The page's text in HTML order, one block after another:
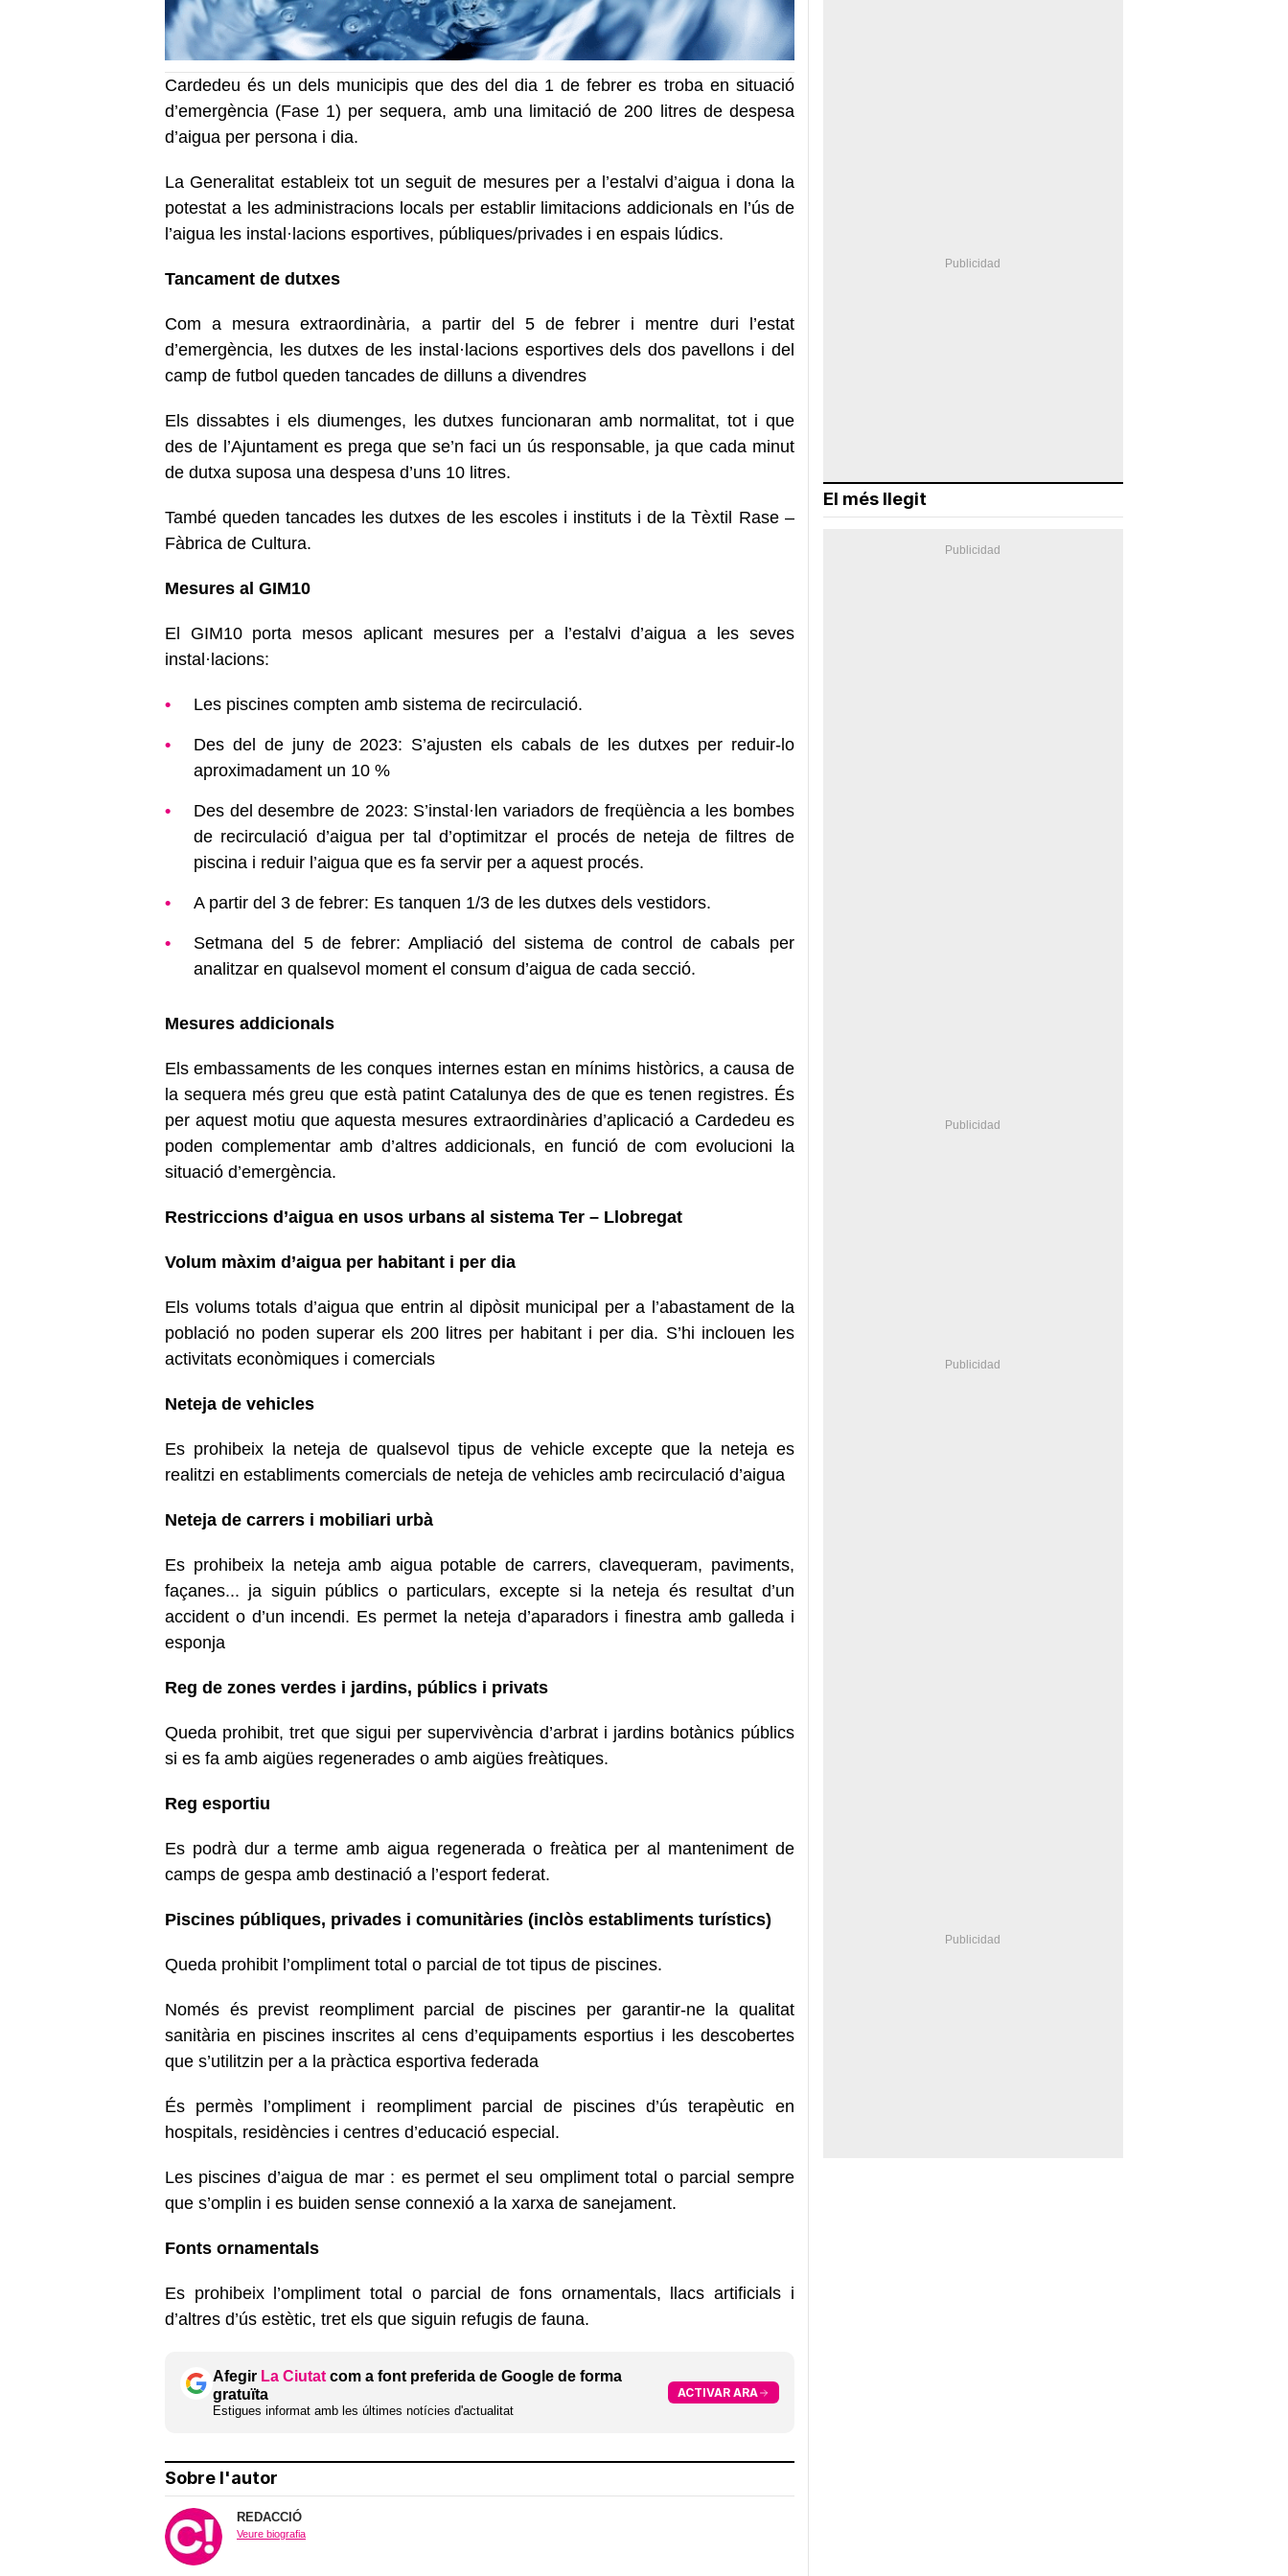
Cardedeu és un dels municipis que des del dia 1 de febrer es troba en situació
d’emergència (Fase 1) per sequera, amb una limitació de 200 litres de despesa
d’aigua per persona i dia.
La Generalitat estableix tot un seguit de mesures per a l’estalvi d’aigua i dona la
potestat a les administracions locals per establir limitacions addicionals en l’ús de
l’aigua les instal·lacions esportives, públiques/privades i en espais lúdics.
Tancament de dutxes
Com a mesura extraordinària, a partir del 5 de febrer i mentre duri l’estat
d’emergència, les dutxes de les instal·lacions esportives dels dos pavellons i del
camp de futbol queden tancades de dilluns a divendres
Els dissabtes i els diumenges, les dutxes funcionaran amb normalitat, tot i que
des de l’Ajuntament es prega que se’n faci un ús responsable, ja que cada minut
de dutxa suposa una despesa d’uns 10 litres.
També queden tancades les dutxes de les escoles i instituts i de la Tèxtil Rase –
Fàbrica de Cultura.
Mesures al GIM10
El GIM10 porta mesos aplicant mesures per a l’estalvi d’aigua a les seves
instal·lacions:
Les piscines compten amb sistema de recirculació.
Des del de juny de 2023: S’ajusten els cabals de les dutxes per reduir-lo
aproximadament un 10 %
Des del desembre de 2023: S’instal·len variadors de freqüència a les bombes
de recirculació d’aigua per tal d’optimitzar el procés de neteja de filtres de
piscina i reduir l’aigua que es fa servir per a aquest procés.
A partir del 3 de febrer: Es tanquen 1/3 de les dutxes dels vestidors.
Setmana del 5 de febrer: Ampliació del sistema de control de cabals per
analitzar en qualsevol moment el consum d’aigua de cada secció.
Mesures addicionals
Els embassaments de les conques internes estan en mínims històrics, a causa de
la sequera més greu que està patint Catalunya des de que es tenen registres. És
per aquest motiu que aquesta mesures extraordinàries d’aplicació a Cardedeu es
poden complementar amb d’altres addicionals, en funció de com evolucioni la
situació d’emergència.
Restriccions d’aigua en usos urbans al sistema Ter – Llobregat
Volum màxim d’aigua per habitant i per dia
Els volums totals d’aigua que entrin al dipòsit municipal per a l’abastament de la
població no poden superar els 200 litres per habitant i per dia. S’hi inclouen les
activitats econòmiques i comercials
Neteja de vehicles
Es prohibeix la neteja de qualsevol tipus de vehicle excepte que la neteja es
realitzi en establiments comercials de neteja de vehicles amb recirculació d’aigua
Neteja de carrers i mobiliari urbà
Es prohibeix la neteja amb aigua potable de carrers, clavequeram, paviments,
façanes... ja siguin públics o particulars, excepte si la neteja és resultat d’un
accident o d’un incendi. Es permet la neteja d’aparadors i finestra amb galleda i
esponja
Reg de zones verdes i jardins, públics i privats
Queda prohibit, tret que sigui per supervivència d’arbrat i jardins botànics públics
si es fa amb aigües regenerades o amb aigües freàtiques.
Reg esportiu
Es podrà dur a terme amb aigua regenerada o freàtica per al manteniment de
camps de gespa amb destinació a l’esport federat.
Piscines públiques, privades i comunitàries (inclòs establiments turístics)
Queda prohibit l’ompliment total o parcial de tot tipus de piscines.
Només és previst reompliment parcial de piscines per garantir-ne la qualitat
sanitària en piscines inscrites al cens d’equipaments esportius i les descobertes
que s’utilitzin per a la pràctica esportiva federada
És permès l’ompliment i reompliment parcial de piscines d’ús terapèutic en
hospitals, residències i centres d’educació especial.
Les piscines d’aigua de mar : es permet el seu ompliment total o parcial sempre
que s’omplin i es buiden sense connexió a la xarxa de sanejament.
Fonts ornamentals
Es prohibeix l’ompliment total o parcial de fons ornamentals, llacs artificials i
d’altres d’ús estètic, tret els que siguin refugis de fauna.
Afegir La Ciutat com a font preferida de Google de forma
gratuïta
Estigues informat amb les últimes notícies d'actualitat
ACTIVAR ARA
Sobre l'autor
REDACCIÓ
Veure biografia
El més llegit